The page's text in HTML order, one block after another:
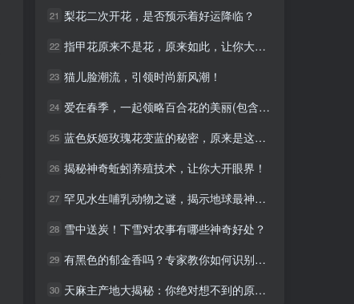
21 梨花二次开花，是否预示着好运降临？
22 指甲花原来不是花，原来如此，让你大开眼界！
23 猫儿脸潮流，引领时尚新风潮！
24 爱在春季，一起领略百合花的美丽(包含百合花季节美丽领略)
25 蓝色妖姬玫瑰花变蓝的秘密，原来是这样！
26 揭秘神奇蚯蚓养殖技术，让你大开眼界！
27 罕见水生哺乳动物之谜，揭示地球最神秘生物的秘密
28 雪中送炭！下雪对农事有哪些神奇好处？
29 有黑色的郁金香吗？专家教你如何识别真伪
30 天麻主产地大揭秘：你绝对想不到的原因！
21 梨花二次开花，是否预示着好运降临？
22 指甲花原来不是花，原来如此，让你大开眼界！
23 猫儿脸潮流，引领时尚新风潮！
24 爱在春季，一起领略百合花的美丽(包含百合花季节美丽领略)
25 蓝色妖姬玫瑰花变蓝的秘密，原来是这样！
26 揭秘神奇蚯蚓养殖技术，让你大开眼界！
27 罕见水生哺乳动物之谜，揭示地球最神秘生物的秘密
28 雪中送炭！下雪对农事有哪些神奇好处？
29 有黑色的郁金香吗？专家教你如何识别真伪
30 天麻主产地大揭秘：你绝对想不到的原因！